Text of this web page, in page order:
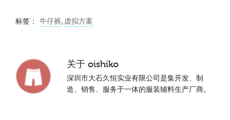
标签： 牛仔裤,虚拟方案
关于 oishiko
深圳市大石久恒实业有限公司是集开发、制
造、销售、服务于一体的服装辅料生产厂商。